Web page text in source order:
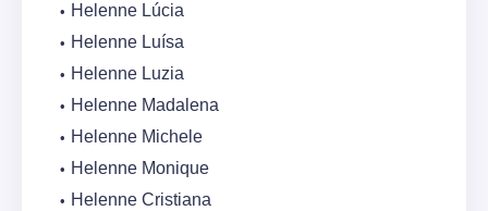
Helenne Lúcia
Helenne Luísa
Helenne Luzia
Helenne Madalena
Helenne Michele
Helenne Monique
Helenne Cristiana